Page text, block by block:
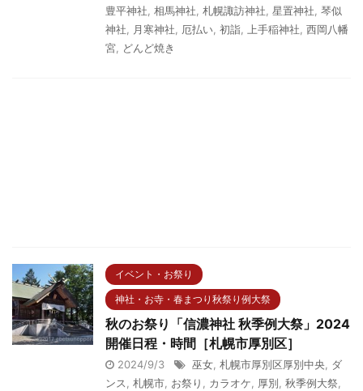
豊平神社, 相馬神社, 札幌諏訪神社, 星置神社, 琴似
神社, 月寒神社, 厄払い, 初詣, 上手稲神社, 西岡八幡
宮, どんど焼き
イベント・お祭り
神社・お寺・春まつり秋祭り例大祭
秋のお祭り「信濃神社 秋季例大祭」2024
開催日程・時間［札幌市厚別区］
2024/9/3 巫女, 札幌市厚別区厚別中央, ダ
ンス, 札幌市, お祭り , カラオケ, 厚別, 秋季例大祭,